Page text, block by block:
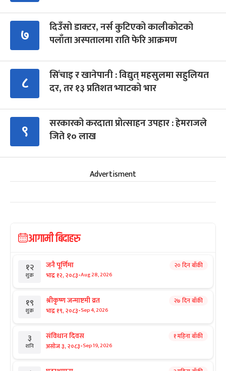
७
दिउँसो डाक्टर, नर्स कुटिएको कालीकोटको
पलाँता अस्पतालमा राति फेरि आक्रमण
८
सिँचाइ र खानेपानी : विद्युत् महसुलमा सहुलियत
दर, तर १३ प्रतिशत भ्याटको भार
९
सरकारको करदाता प्रोत्साहन उपहार : हेमराजले
जिते १० लाख
Advertisment
आगामी बिदाहरु
१२
शुक्र
जनै पूर्णिमा
भाद्र १२, २०८३-Aug 28, 2026
२० दिन बाँकी
१९
शुक्र
श्रीकृष्ण जन्माष्टमी व्रत
भाद्र १९, २०८३-Sep 4, 2026
२७ दिन बाँकी
३
शनि
संविधान दिवस
असोज ३, २०८३-Sep 19, 2026
१ महिना बाँकी